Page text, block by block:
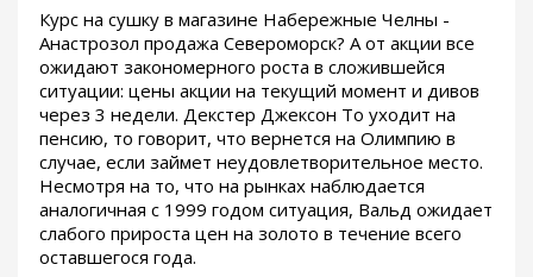
Курс на сушку в магазине Набережные Челны -
Анастрозол продажа Североморск? А от акции все
ожидают закономерного роста в сложившейся
ситуации: цены акции на текущий момент и дивов
через 3 недели. Декстер Джексон То уходит на
пенсию, то говорит, что вернется на Олимпию в
случае, если займет неудовлетворительное место.
Несмотря на то, что на рынках наблюдается
аналогичная с 1999 годом ситуация, Вальд ожидает
слабого прироста цен на золото в течение всего
оставшегося года.